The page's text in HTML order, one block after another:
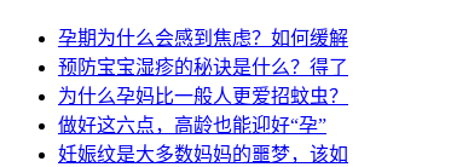
孕期为什么会感到焦虑？如何缓解
预防宝宝湿疹的秘诀是什么？得了
为什么孕妈比一般人更爱招蚊虫？
做好这六点，高龄也能迎好“孕”
妊娠纹是大多数妈妈的噩梦，该如